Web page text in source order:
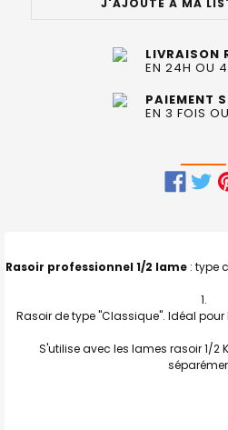
LIVRAISON
EN 24H OU
PAIEMENT
EN 3 FOIS
ENSEMBLE
TOUT
Rasoir professionnel 1/2 lame: type
Rasoir de type "Classique". Idéal
S'utilise avec les lames rasoir 1/2